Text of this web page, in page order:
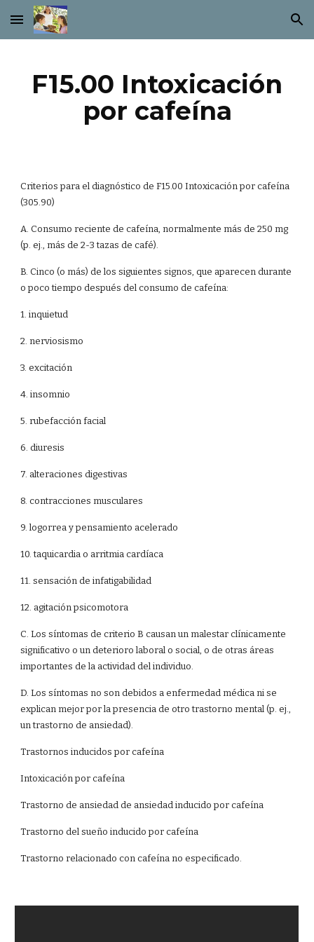
Skip to main content Skip to navigation
F15.00 Intoxicación
por cafeína
Criterios para el diagnóstico de F15.00 Intoxicación por cafeína
(305.90)
A. Consumo reciente de cafeína, normalmente más de 250 mg
(p. ej., más de 2-3 tazas de café).
B. Cinco (o más) de los siguientes signos, que aparecen durante
o poco tiempo después del consumo de cafeína:
1. inquietud
2. nerviosismo
3. excitación
4. insomnio
5. rubefacción facial
6. diuresis
7. alteraciones digestivas
8. contracciones musculares
9. logorrea y pensamiento acelerado
10. taquicardia o arritmia cardíaca
11. sensación de infatigabilidad
12. agitación psicomotora
C. Los síntomas de criterio B causan un malestar clínicamente
significativo o un deterioro laboral o social, o de otras áreas
importantes de la actividad del individuo.
D. Los síntomas no son debidos a enfermedad médica ni se
explican mejor por la presencia de otro trastorno mental (p. ej.,
un trastorno de ansiedad).
Trastornos inducidos por cafeína
Intoxicación por cafeína
Trastorno de ansiedad de ansiedad inducido por cafeína
Trastorno del sueño inducido por cafeína
Trastorno relacionado con cafeína no especificado.